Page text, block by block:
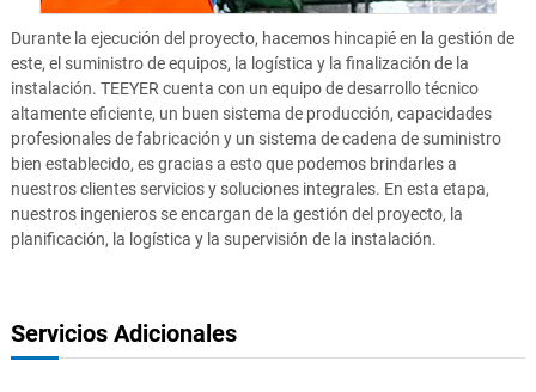
Durante la ejecución del proyecto, hacemos hincapié en la gestión de
este, el suministro de equipos, la logística y la finalización de la
instalación. TEEYER cuenta con un equipo de desarrollo técnico
altamente eficiente, un buen sistema de producción, capacidades
profesionales de fabricación y un sistema de cadena de suministro
bien establecido, es gracias a esto que podemos brindarles a
nuestros clientes servicios y soluciones integrales. En esta etapa,
nuestros ingenieros se encargan de la gestión del proyecto, la
planificación, la logística y la supervisión de la instalación.
Servicios Adicionales